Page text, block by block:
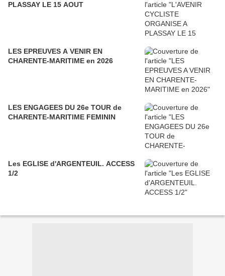
PLASSAY LE 15 AOUT
LES EPREUVES A VENIR EN
CHARENTE-MARITIME en 2026
LES ENGAGEES DU 26e TOUR de
CHARENTE-MARITIME FEMININ
Les EGLISE d'ARGENTEUIL. ACCESS
1/2